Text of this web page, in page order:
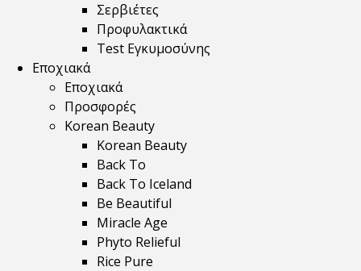
Σερβιέτες
Προφυλακτικά
Test Εγκυμοσύνης
Εποχιακά
Εποχιακά
Προσφορές
Korean Beauty
Korean Beauty
Back To
Back To Iceland
Be Beautiful
Miracle Age
Phyto Relieful
Rice Pure